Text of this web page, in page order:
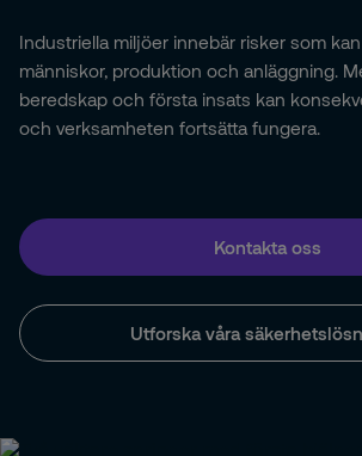
Industriella miljöer innebär risker som
människor, produktion och anläggning.
beredskap och första insats kan
och verksamheten fortsätta fungera.
Kontakta oss
Utforska våra